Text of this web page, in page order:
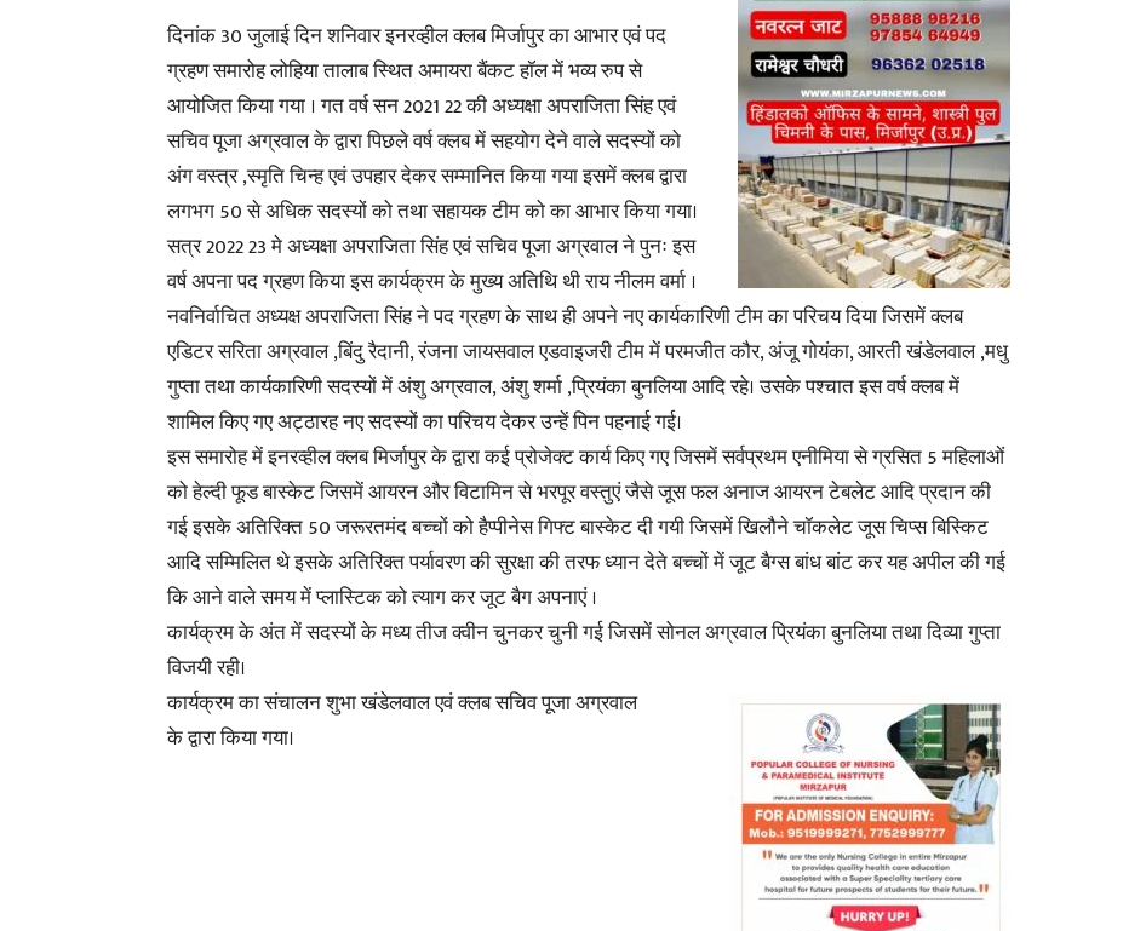
in
Hindi,
Today
Hindi
News
Paper
दिनांक 30 जुलाई दिन शनिवार इनरव्हील क्लब मिर्जापुर का आभार एवं पद
ग्रहण समारोह लोहिया तालाब स्थित अमायरा बैंकट हॉल में भव्य रुप से
आयोजित किया गया । गत वर्ष सन 2021 22 की अध्यक्षा अपराजिता सिंह एवं
सचिव पूजा अग्रवाल के द्वारा पिछले वर्ष क्लब में सहयोग देने वाले सदस्यों को
अंग वस्त्र ,स्मृति चिन्ह एवं उपहार देकर सम्मानित किया गया इसमें क्लब द्वारा
लगभग 50 से अधिक सदस्यों को तथा सहायक टीम को का आभार किया गया।
सत्र 2022‌ 23 मे अध्यक्षा अपराजिता सिंह एवं सचिव पूजा अग्रवाल ने पुनः इस
वर्ष अपना पद ग्रहण किया इस कार्यक्रम के मुख्य अतिथि थी राय नीलम वर्मा ।
नवनिर्वाचित अध्यक्ष अपराजिता सिंह ने पद ग्रहण के साथ ही अपने नए कार्यकारिणी टीम का परिचय दिया जिसमें क्लब
एडिटर सरिता अग्रवाल ,बिंदु रैदानी, रंजना जायसवाल एडवाइजरी टीम में परमजीत कौर, अंजू गोयंका, आरती खंडेलवाल ,मधु
गुप्ता तथा कार्यकारिणी सदस्यों में अंशु अग्रवाल, अंशु शर्मा ,प्रियंका बुनलिया आदि रहे। उसके पश्चात इस वर्ष क्लब में
शामिल किए गए अट्ठारह नए सदस्यों का परिचय देकर उन्हें पिन पहनाई गई।
इस समारोह में इनरव्हील क्लब मिर्जापुर के द्वारा कई प्रोजेक्ट कार्य किए गए जिसमें सर्वप्रथम एनीमिया से ग्रसित 5 महिलाओं
को हेल्दी फूड बास्केट जिसमें आयरन और विटामिन से भरपूर वस्तुएं जैसे जूस फल अनाज आयरन टेबलेट आदि प्रदान की
गई इसके अतिरिक्त 50 जरूरतमंद बच्चों को हैप्पीनेस गिफ्ट बास्केट दी गयी जिसमें खिलौने चॉकलेट जूस चिप्स बिस्किट
आदि सम्मिलित थे इसके अतिरिक्त पर्यावरण की सुरक्षा की तरफ ध्यान देते बच्चों में जूट बैग्स बांध बांट कर यह अपील की गई
कि आने वाले समय में प्लास्टिक को त्याग कर जूट बैग अपनाएं ।
कार्यक्रम के अंत में सदस्यों के मध्य तीज क्वीन चुनकर चुनी गई जिसमें सोनल अग्रवाल प्रियंका बुनलिया तथा दिव्या गुप्ता
विजयी रही।
कार्यक्रम का संचालन शुभा खंडेलवाल एवं क्लब सचिव पूजा अग्रवाल
के द्वारा किया गया।